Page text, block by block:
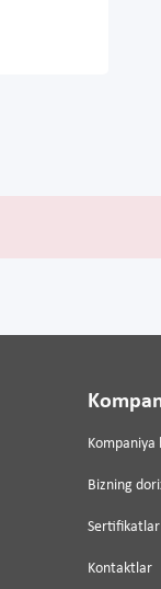
Kompaniya
Bizning
Sertifikatlar
Kontaktlar